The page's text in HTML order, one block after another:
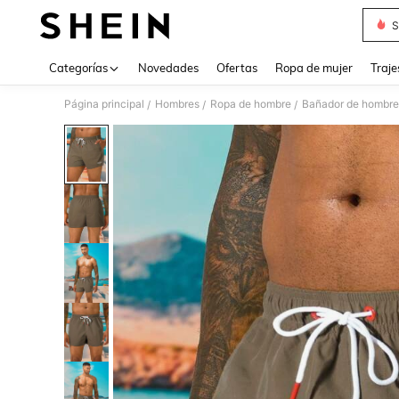
Categorías Novedades Ofertas Ropa de mujer
Página principal / Hombres / Ropa de hombre / Bañador de